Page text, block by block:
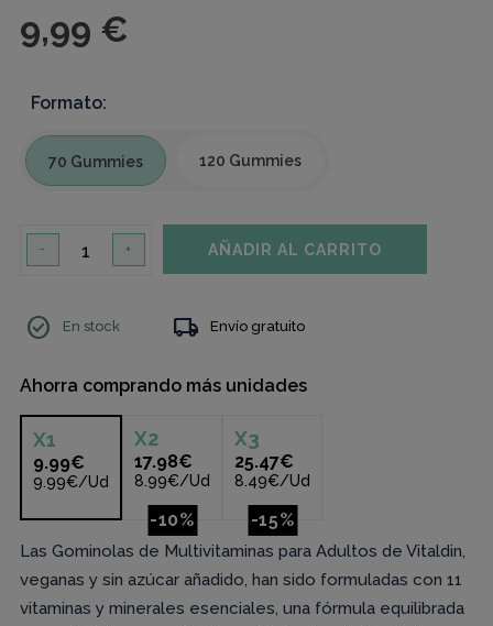
9,99 €
Formato:
70 Gummies 120 Gummies
- + AÑADIR AL CARRITO
check_circle En stock local_shipping Envío gratuito
Ahorra comprando más unidades
X1
9.99€
9.99€/Ud
X2
17.98€
8.99€/Ud
-10%
X3
25.47€
8.49€/Ud
-15%
Las Gominolas de Multivitaminas para Adultos de Vitaldin,
veganas y sin azúcar añadido, han sido formuladas con 11
vitaminas y minerales esenciales, una fórmula equilibrada